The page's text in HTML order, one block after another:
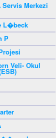
Servis Merkezi
L�beck
P
Veli- Okul